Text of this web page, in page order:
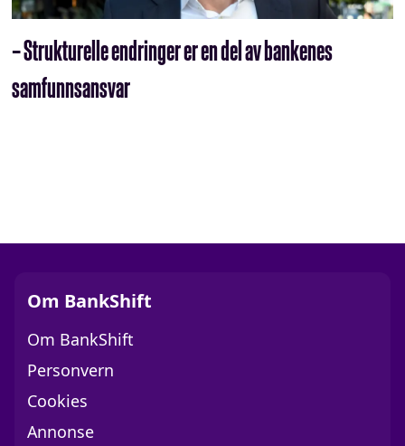
– Strukturelle endringer er en del av bankenes
samfunnsansvar
Om BankShift
Om BankShift
Personvern
Cookies
Annonse